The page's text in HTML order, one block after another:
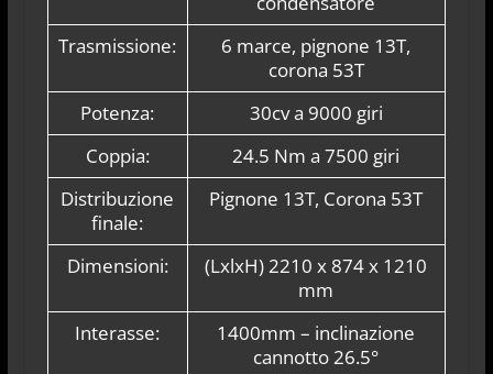
Trasmissione:
6 marce, pignone 13T,
corona 53T
Potenza:
30cv a 9000 giri
Coppia:
24.5 Nm a 7500 giri
Distribuzione
finale:
Pignone 13T, Corona 53T
Dimensioni:
(LxlxH) 2210 x 874 x 1210
mm
Interasse:
1400mm – inclinazione
cannotto 26.5°